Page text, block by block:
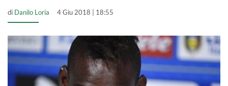
di Danilo Loria 4 Giu 2018 | 18:55